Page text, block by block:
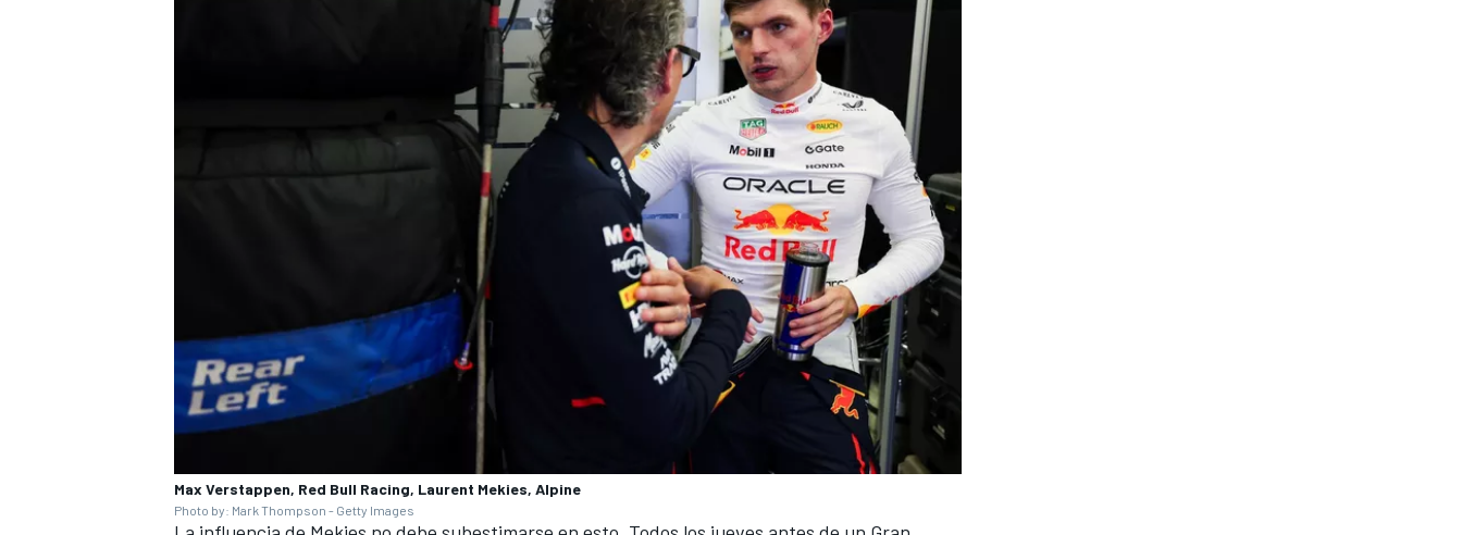
Max Verstappen, Red Bull Racing, Laurent Mekies, Alpine
Photo by: Mark Thompson - Getty Images